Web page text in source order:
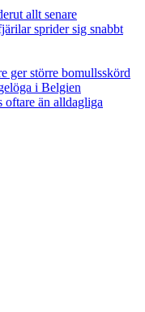
allt senare
sprider sig snabbt
ger större bomullsskörd
i Belgien
oftare än alldagliga